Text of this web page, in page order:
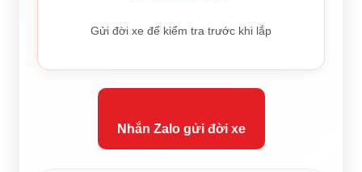
Gửi đời xe để kiểm tra trước khi lắp
Nhắn Zalo gửi đời xe